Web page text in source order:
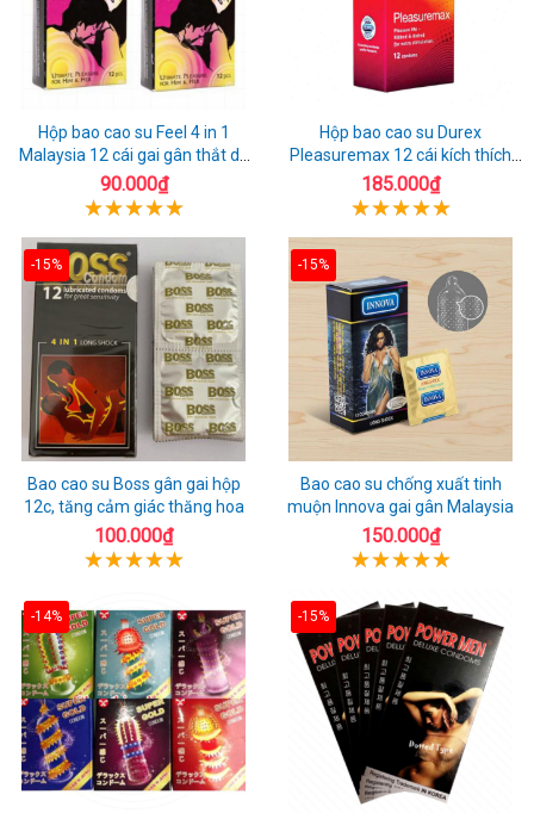
Hộp bao cao su Feel 4 in 1
Malaysia 12 cái gai gân thắt dễ
sử dụng
90.000₫
Hộp bao cao su Durex
Pleasuremax 12 cái kích thích
tăng khoái cảm
185.000₫
-15%
Bao cao su Boss gân gai hộp
12c, tăng cảm giác thăng hoa
100.000₫
-15%
Bao cao su chống xuất tinh
muộn Innova gai gân Malaysia
150.000₫
-14% -15%